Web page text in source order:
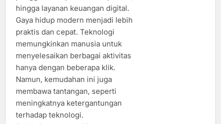
hingga layanan keuangan digital.
Gaya hidup modern menjadi lebih
praktis dan cepat. Teknologi
memungkinkan manusia untuk
menyelesaikan berbagai aktivitas
hanya dengan beberapa klik.
Namun, kemudahan ini juga
membawa tantangan, seperti
meningkatnya ketergantungan
terhadap teknologi.